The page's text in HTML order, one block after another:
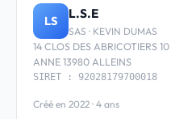
LS L.S.E
SAS · KEVIN DUMAS
14 CLOS DES ABRICOTIERS
ANNE 13980 ALLEINS
SIRET : 92028179700018
Créé en 2022 · 4 ans